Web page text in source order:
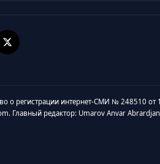
о регистрации интернет-СМИ № 248510 от
Главный редактор: Umarov Anvar